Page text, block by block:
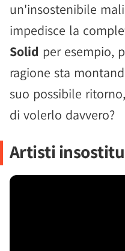
un'insostenibile
impedisce la
Solid per esempio,
ragione sta
suo possibile
di volerlo davvero?
Artisti